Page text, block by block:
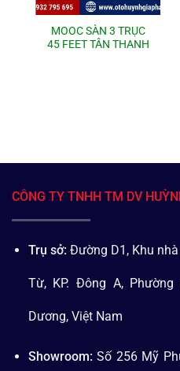
MOOC SÀN 3 TRỤC
45 FEET TÂN THANH
CÔNG TY TNHH TM DV
Trụ sở: Đường D1, Khu
Từ, KP. Đông A,
Dương, Việt Nam
Showroom: Số 256 Mỹ